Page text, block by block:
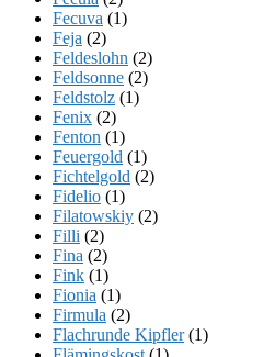
Fecuva (1)
Feja (2)
Feldeslohn (2)
Feldsonne (2)
Feldstolz (1)
Fenix (2)
Fenton (1)
Feuergold (1)
Fichtelgold (2)
Fidelio (1)
Filatowskiy (2)
Filli (2)
Fina (2)
Fink (1)
Fionia (1)
Firmula (2)
Flachrunde Kipfler(1)